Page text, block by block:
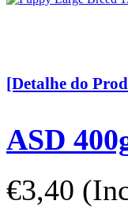
[Detalhe do
ASD
€3,40